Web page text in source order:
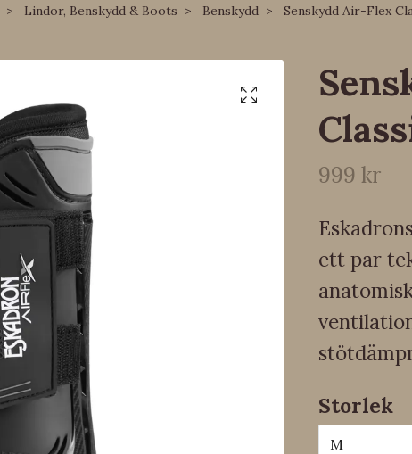
Lindor, Benskydd & Boots Benskydd Senskydd Air-Flex
999 kr
ett par
Storlek
M